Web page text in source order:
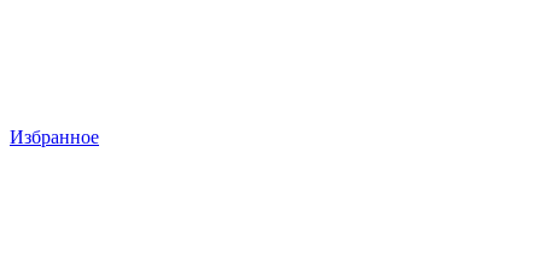
Избранное